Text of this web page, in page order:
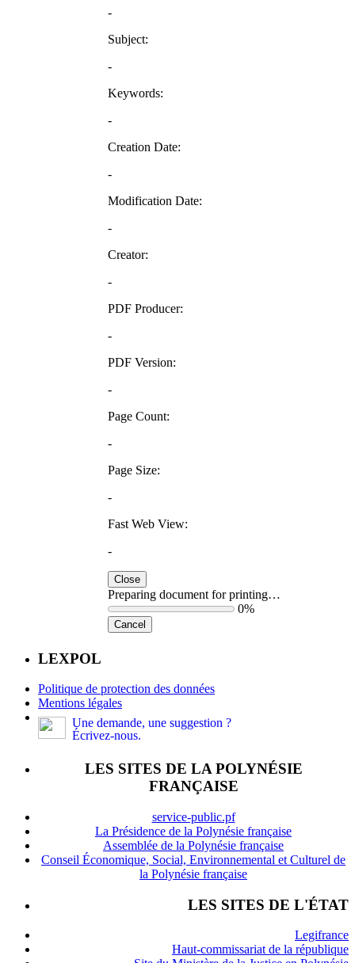
-
Subject:
-
Keywords:
-
Creation Date:
-
Modification Date:
-
Creator:
-
PDF Producer:
-
PDF Version:
-
Page Count:
-
Page Size:
-
Fast Web View:
-
Close
Preparing document for printing…
0%
Cancel
LEXPOL
Politique de protection des données
Mentions légales
Une demande, une suggestion ?
Écrivez-nous.
LES SITES DE LA POLYNÉSIE
FRANÇAISE
service-public.pf
La Présidence de la Polynésie française
Assemblée de la Polynésie française
Conseil Économique, Social, Environnemental et Culturel de
la Polynésie française
LES SITES DE L'ÉTAT
Legifrance
Haut-commissariat de la république